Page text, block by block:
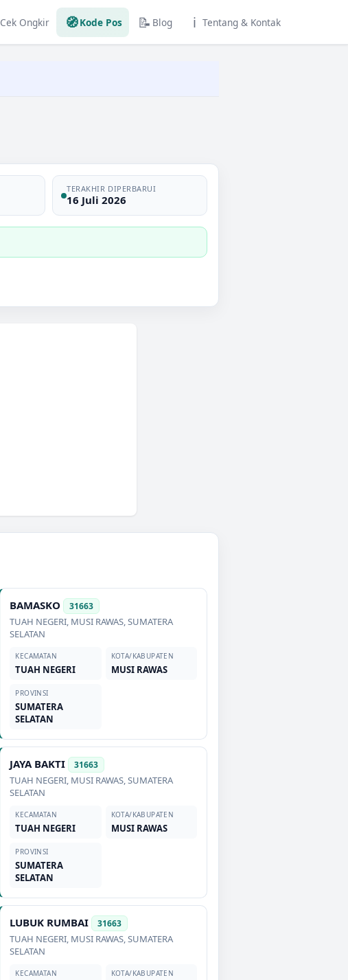
Cek Ongkir 🧭Kode Pos 📝 Blog ℹ️ Tentang & Kontak
TERAKHIR DIPERBARUI
16 Juli 2026
BAMASKO 31663
TUAH NEGERI, MUSI RAWAS,SUMATERA
SELATAN
KECAMATAN
TUAH NEGERI
KOTA/KABUPATEN
MUSI RAWAS
PROVINSI
SUMATERA
SELATAN
JAYA BAKTI 31663
TUAH NEGERI, MUSI RAWAS,SUMATERA
SELATAN
KECAMATAN
TUAH NEGERI
KOTA/KABUPATEN
MUSI RAWAS
PROVINSI
SUMATERA
SELATAN
LUBUK RUMBAI 31663
TUAH NEGERI, MUSI RAWAS,SUMATERA
SELATAN
KECAMATAN KOTA/KABUPATEN